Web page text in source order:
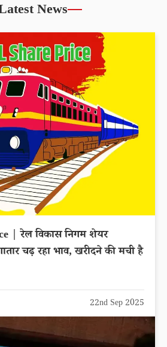
News
| रेल विकास निगम शेयर
चढ़ रहा भाव, खरीदने की मची है
22nd Sep 2025